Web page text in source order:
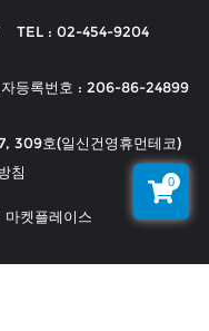
TEL : 02-454-9204
등록번호 : 206-86-24899
309호(일신건영휴먼테코)
침
켓플레이스
0